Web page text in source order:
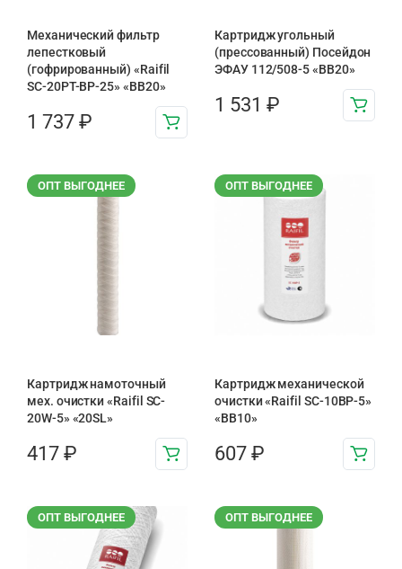
Механический фильтр
лепестковый
(гофрированный) «Raifil
SC-20PT-ВР-25» «BB20»
1 737 ₽
Картридж угольный
(прессованный) Посейдон
ЭФАУ 112/508-5 «BB20»
1 531 ₽
ОПТ ВЫГОДНЕЕ
Картридж намоточный
мех. очистки «Raifil SC-
20W-5» «20SL»
417 ₽
ОПТ ВЫГОДНЕЕ
Картридж механической
очистки «Raifil SC-10BP-5»
«BB10»
607 ₽
ОПТ ВЫГОДНЕЕ ОПТ ВЫГОДНЕЕ